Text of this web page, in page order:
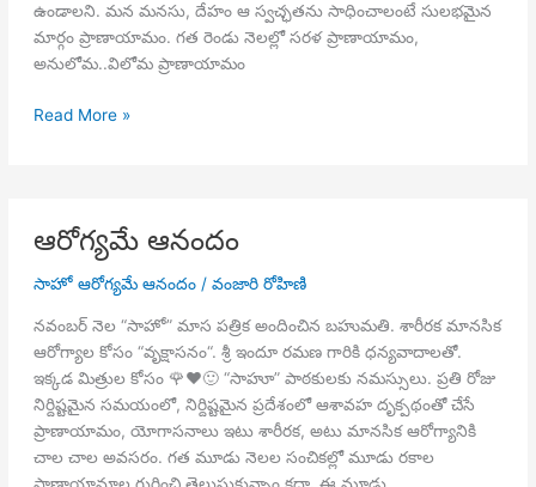
ఉండాలని. మన మనసు, దేహం ఆ స్వచ్ఛతను సాధించాలంటే సులభమైన
మార్గం ప్రాణాయామం. గత రెండు నెలల్లో సరళ ప్రాణాయామం,
అనులోమ..విలోమ ప్రాణాయామం
ఆరోగ్యమే
Read More »
ఆరోగ్యమే ఆనందం
సాహో ఆరోగ్యమే ఆనందం/ వంజారి రోహిణి
నవంబర్ నెల “సాహో” మాస పత్రిక అందించిన బహుమతి. శారీరక మానసిక
ఆరోగ్యాల కోసం “వృక్షాసనం“. శ్రీ ఇందూ రమణ గారికి ధన్యవాదాలతో.
ఇక్కడ మిత్రుల కోసం 🌹❤🙂 “సాహూ” పాఠకులకు నమస్సులు. ప్రతి రోజు
నిర్దిష్టమైన సమయంలో, నిర్దిష్టమైన ప్రదేశంలో ఆశావహ దృక్పథంతో చేసే
ప్రాణాయామం, యోగాసనాలు ఇటు శారీరక, అటు మానసిక ఆరోగ్యానికి
చాల చాల అవసరం. గత మూడు నెలల సంచికల్లో మూడు రకాల
ప్రాణాయామాల గురించి తెలుసుకున్నాం కదా. ఈ మూడు